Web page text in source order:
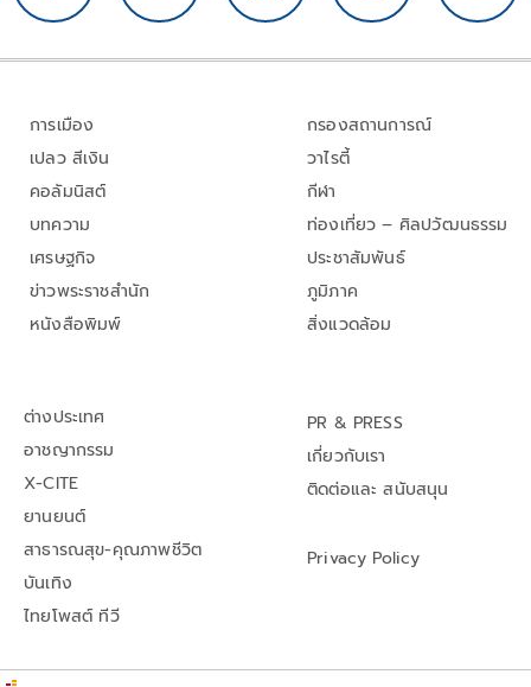
การเมือง
เปลว สีเงิน
คอลัมนิสต์
บทความ
เศรษฐกิจ
ข่าวพระราชสำนัก
หนังสือพิมพ์
กรองสถานการณ์
วาไรตี้
กีฬา
ท่องเที่ยว – ศิลปวัฒนธรรม
ประชาสัมพันธ์
ภูมิภาค
สิ่งแวดล้อม
ต่างประเทศ
อาชญากรรม
X-CITE
ยานยนต์
สาธารณสุข-คุณภาพชีวิต
บันเทิง
ไทยโพสต์ ทีวี
PR & PRESS
เกี่ยวกับเรา
ติดต่อและ สนับสนุน
Privacy Policy